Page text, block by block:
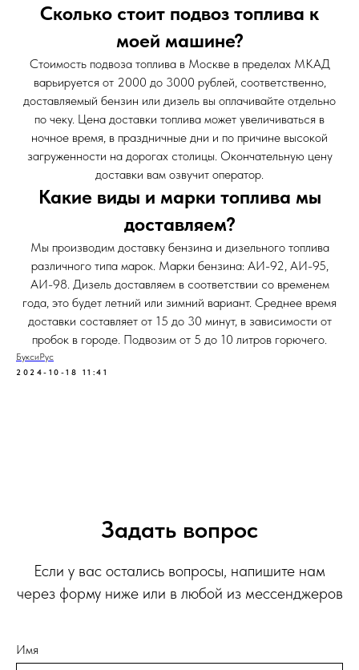
Сколько стоит подвоз топлива к
моей машине?
Стоимость подвоза топлива в Москве в пределах МКАД
варьируется от 2000 до 3000 рублей, соответственно,
доставляемый бензин или дизель вы оплачивайте отдельно
по чеку. Цена доставки топлива может увеличиваться в
ночное время, в праздничные дни и по причине высокой
загруженности на дорогах столицы. Окончательную цену
доставки вам озвучит оператор.
Какие виды и марки топлива мы
доставляем?
Мы производим доставку бензина и дизельного топлива
различного типа марок. Марки бензина: АИ-92, АИ-95,
АИ-98. Дизель доставляем в соответствии со временем
года, это будет летний или зимний вариант. Среднее время
доставки составляет от 15 до 30 минут, в зависимости от
пробок в городе. Подвозим от 5 до 10 литров горючего.
БуксиРус
2024-10-18 11:41
Задать вопрос
Если у вас остались вопросы, напишите нам
через форму ниже или в любой из мессенджеров
Имя